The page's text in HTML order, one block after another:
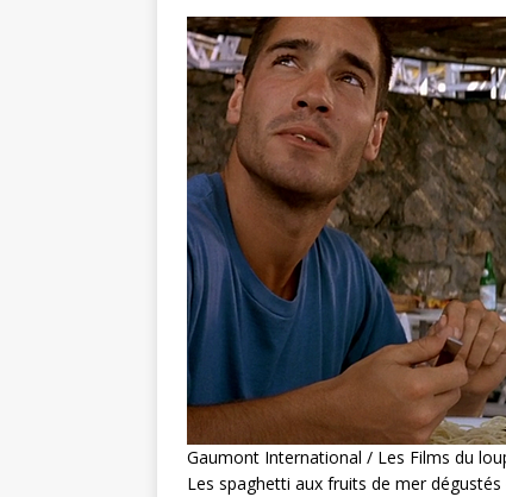
Gaumont International / Les Films du
Les spaghetti aux fruits de mer